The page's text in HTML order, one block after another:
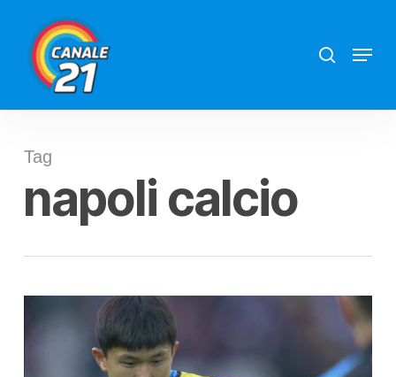
main
content
Menu
Tag
napoli calcio